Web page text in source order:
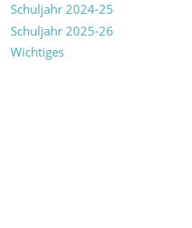
Schuljahr 2024-25
Schuljahr 2025-26
Wichtiges